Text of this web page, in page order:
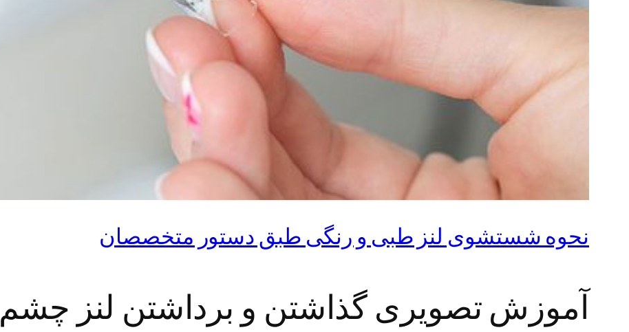
نحوه شستشوی لنز طبی و رنگی طبق دستور متخصصان
آموزش تصویری گذاشتن و برداشتن لنز چشم